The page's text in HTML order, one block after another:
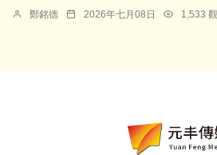
鄭銘德 2026年七月08日 1,533